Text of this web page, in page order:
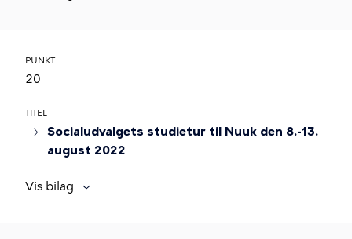
PUNKT
20
TITEL
Socialudvalgets studietur til Nuuk den 8.-13.
august 2022
Vis bilag